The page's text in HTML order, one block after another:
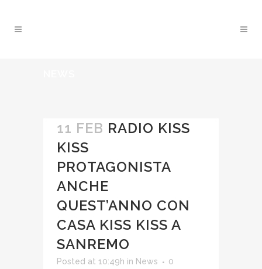
11 FEB RADIO KISS
KISS
PROTAGONISTA
ANCHE
QUEST’ANNO CON
CASA KISS KISS A
SANREMO
Posted at 10:49h in News
0